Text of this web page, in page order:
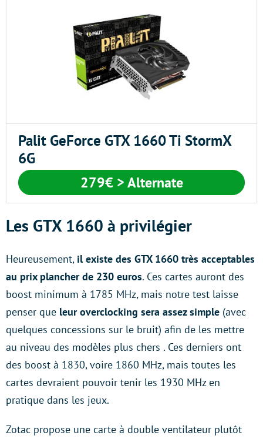
Palit GeForce GTX 1660 Ti StormX
6G
279€ > Alternate
Les GTX 1660 à privilégier
Heureusement, il existe des GTX 1660 très acceptables
au prix plancher de 230 euros. Ces cartes auront des
boost minimum à 1785 MHz, mais notre test laisse
penser que leur overclocking sera assez simple (avec
quelques concessions sur le bruit) afin de les mettre
au niveau des modèles plus chers . Ces derniers ont
des boost à 1830, voire 1860 MHz, mais toutes les
cartes devraient pouvoir tenir les 1930 MHz en
pratique dans les jeux.
Zotac propose une carte à double ventilateur plutôt